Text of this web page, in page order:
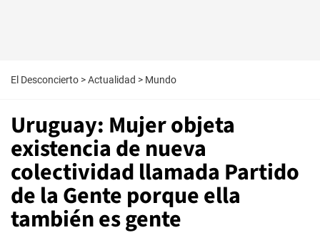
El Desconcierto >Actualidad > Mundo
Uruguay: Mujer objeta
existencia de nueva
colectividad llamada Partido
de la Gente porque ella
también es gente